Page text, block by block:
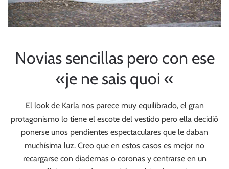
Novias sencillas pero con ese
«je ne sais quoi «
El look de Karla nos parece muy equilibrado, el gran
protagonismo lo tiene el escote del vestido pero ella decidió
ponerse unos pendientes espectaculares que le daban
muchísima luz. Creo que en estos casos es mejor no
recargarse con diademas o coronas y centrarse en un